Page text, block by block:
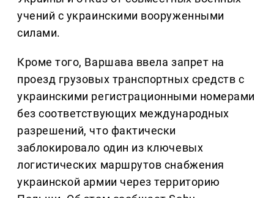
учений с украинскими вооруженными
силами.
Кроме того, Варшава ввела запрет на
проезд грузовых транспортных средств с
украинскими регистрационными номерами
без соответствующих международных
разрешений, что фактически
заблокировало один из ключевых
логистических маршрутов снабжения
украинской армии через территорию